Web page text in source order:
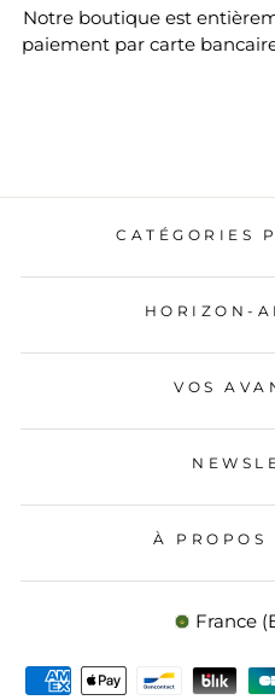
Notre boutique est
paiement par carte
CATÉGORIES
HORIZON-
VOS
À PROPOS
DEVISE
France